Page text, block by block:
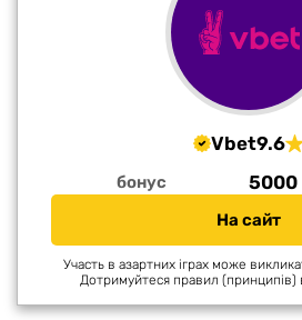
Vbet9.6
бонус 5000
На сайт
Участь в азартних іграх може
Дотримуйтеся правил (принципів)